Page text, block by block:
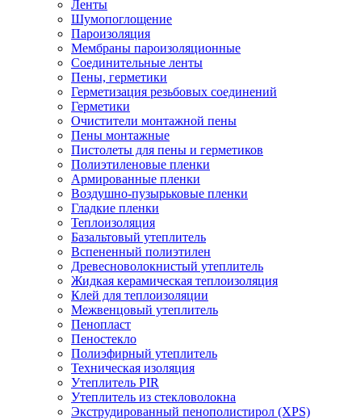
Ленты
Шумопоглощение
Пароизоляция
Мембраны пароизоляционные
Соединительные ленты
Пены, герметики
Герметизация резьбовых соединений
Герметики
Очистители монтажной пены
Пены монтажные
Пистолеты для пены и герметиков
Полиэтиленовые пленки
Армированные пленки
Воздушно-пузырьковые пленки
Гладкие пленки
Теплоизоляция
Базальтовый утеплитель
Вспененный полиэтилен
Древесноволокнистый утеплитель
Жидкая керамическая теплоизоляция
Клей для теплоизоляции
Межвенцовый утеплитель
Пенопласт
Пеностекло
Полиэфирный утеплитель
Техническая изоляция
Утеплитель PIR
Утеплитель из стекловолокна
Экструдированный пенополистирол (XPS)